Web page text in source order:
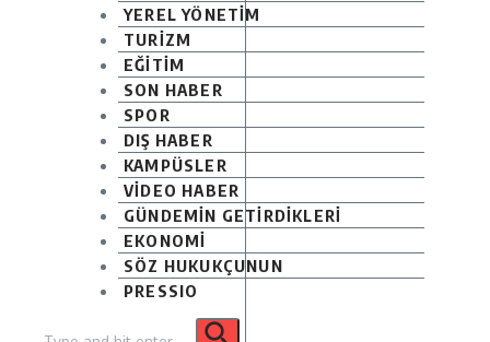
YEREL YÖNETİM
TURİZM
EĞİTİM
SON HABER
SPOR
DIŞ HABER
KAMPÜSLER
VİDEO HABER
GÜNDEMİN GETİRDİKLERİ
EKONOMİ
SÖZ HUKUKÇUNUN
PRESSIO